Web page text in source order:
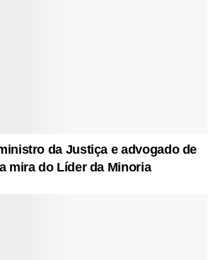
da Justiça e advogado de
mira do Líder da Minoria